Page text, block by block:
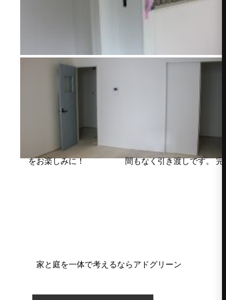
間もなく引き渡しです。 完成をお楽しみに！
家と庭を一体で考えるならアドグリーン